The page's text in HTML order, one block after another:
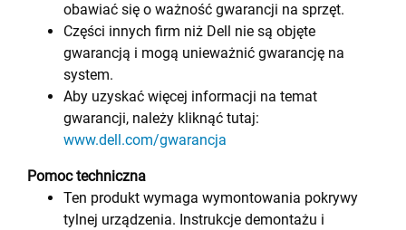
obawiać się o ważność gwarancji na sprzęt.
Części innych firm niż Dell nie są objęte
gwarancją i mogą unieważnić gwarancję na
system.
Aby uzyskać więcej informacji na temat
gwarancji, należy kliknąć tutaj:
www.dell.com/gwarancja
Pomoc techniczna
Ten produkt wymaga wymontowania pokrywy
tylnej urządzenia. Instrukcje demontażu i